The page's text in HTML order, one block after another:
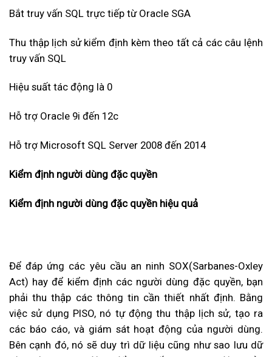
Bắt truy vấn SQL trực tiếp từ Oracle SGA
Thu thập lịch sử kiểm định kèm theo tất cả các câu lệnh
truy vấn SQL
Hiệu suất tác động là 0
Hỗ trợ Oracle 9i đến 12c
Hỗ trợ Microsoft SQL Server 2008 đến 2014
Kiểm định người dùng đặc quyền
Kiểm định người dùng đặc quyền hiệu quả
Để đáp ứng các yêu cầu an ninh SOX(Sarbanes-Oxley
Act) hay để kiểm định các người dùng đặc quyền, bạn
phải thu thập các thông tin cần thiết nhất định. Bằng
việc sử dụng PISO, nó tự động thu thập lịch sử, tạo ra
các báo cáo, và giám sát hoạt động của người dùng.
Bên cạnh đó, nó sẽ duy trì dữ liệu cũng như sao lưu dữ